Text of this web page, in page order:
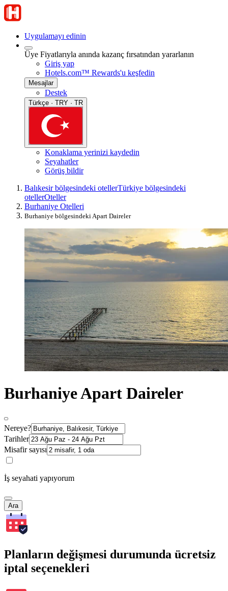
Uygulamayı edinin
Üye Fiyatlarıyla anında kazanç fırsatından yararlanın
Giriş yap
Hotels.com™ Rewards'u keşfedin
Mesajlar
Destek
Türkçe · TRY · TR
Konaklama yerinizi kaydedin
Seyahatler
Görüş bildir
Balıkesir bölgesindeki otellerTürkiye bölgesindeki
otellerOteller
Burhaniye Otelleri
Burhaniye bölgesindeki Apart Daireler
Burhaniye Apart Daireler
Nereye?
Tarihler
Misafir sayısı
İş seyahati yapıyorum
Ara
Planların değişmesi durumunda ücretsiz
iptal seçenekleri